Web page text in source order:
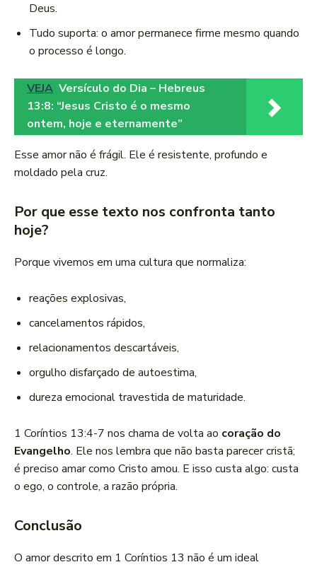
Deus.
Tudo suporta: o amor permanece firme mesmo quando
o processo é longo.
VEJA Versículo do Dia – Hebreus
13:8: “Jesus Cristo é o mesmo
ontem, hoje e eternamente”
Esse amor não é frágil. Ele é resistente, profundo e
moldado pela cruz.
Por que esse texto nos confronta tanto
hoje?
Porque vivemos em uma cultura que normaliza:
reações explosivas,
cancelamentos rápidos,
relacionamentos descartáveis,
orgulho disfarçado de autoestima,
dureza emocional travestida de maturidade.
1 Coríntios 13:4-7 nos chama de volta ao coração do
Evangelho. Ele nos lembra que não basta parecer cristã;
é preciso amar como Cristo amou. E isso custa algo: custa
o ego, o controle, a razão própria.
Conclusão
O amor descrito em 1 Coríntios 13 não é um ideal